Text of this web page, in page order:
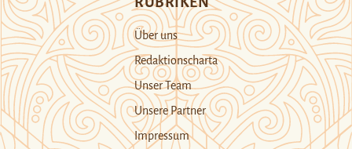
Über uns
Redaktionscharta
Unser Team
Unsere Partner
Impressum